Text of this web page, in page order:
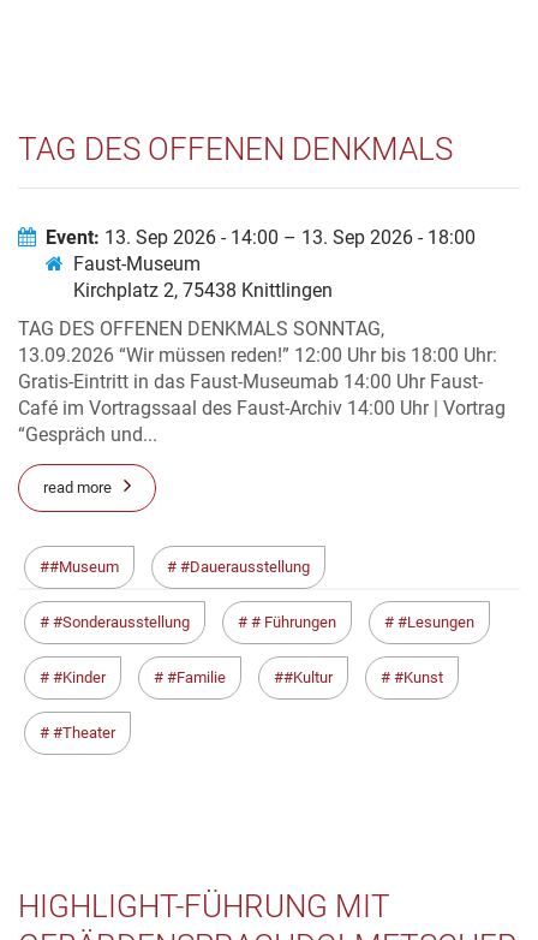
TAG DES OFFENEN DENKMALS
Event: 13. Sep 2026 - 14:00 – 13. Sep 2026 - 18:00
Faust-Museum
Kirchplatz 2, 75438 Knittlingen
TAG DES OFFENEN DENKMALS SONNTAG,
13.09.2026 “Wir müssen reden!” 12:00 Uhr bis 18:00 Uhr:
Gratis-Eintritt in das Faust-Museumab 14:00 Uhr Faust-
Café im Vortragssaal des Faust-Archiv 14:00 Uhr | Vortrag
“Gespräch und...
read more
#Museum #Dauerausstellung
#Sonderausstellung # Führungen #Lesungen
#Kinder #Familie #Kultur #Kunst
#Theater
HIGHLIGHT-FÜHRUNG MIT